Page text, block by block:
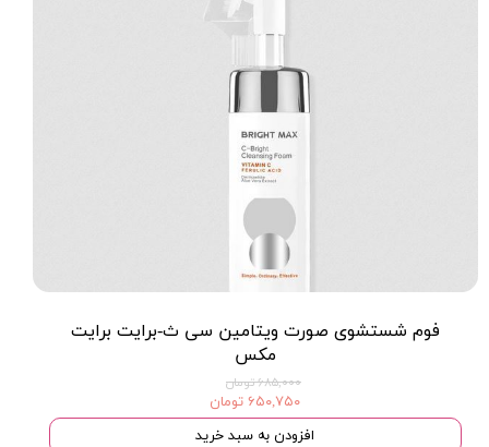
فوم شستشوی صورت ویتامین سی ث-برایت برایت
مکس
۶۸۵,۰۰۰ تومان
۶۵۰,۷۵۰ تومان
افزودن به سبد خرید